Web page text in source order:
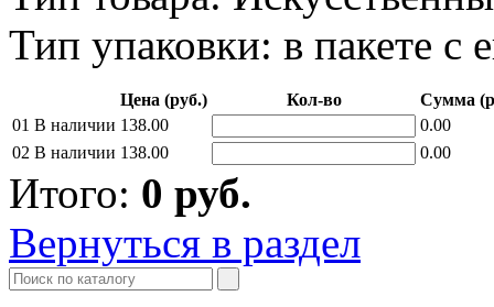
Тип упаковки: в пакете с
Цена (руб.) Кол-во
Сумма
01 В наличии 138.00
0.00
02 В наличии 138.00 0.00
Итого: 0 руб.
Вернуться в раздел